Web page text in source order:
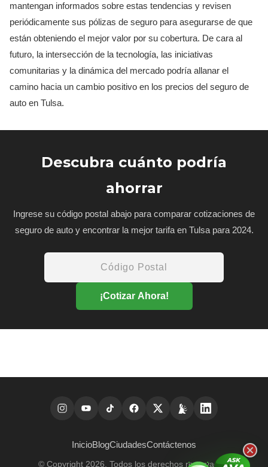
mantengan informados sobre estas tendencias y revisen
periódicamente sus pólizas de seguro para asegurarse de que
están obteniendo el mejor valor por su cobertura. De cara al
futuro, la intersección de la tecnología, las iniciativas
comunitarias y la dinámica del mercado podría allanar el
camino hacia un cambio positivo en los precios del seguro de
auto en Tulsa.
Descubra cuánto podría
ahorrar
Ingrese su código postal abajo para comparar cotizaciones de
seguro de auto y encontrar la mejor tarifa en Tulsa para 2024.
¡Cotizar Ahora!
InicioBlogCiudadesContáctenos
© Copyright 2026. Todos los derechos reservados.